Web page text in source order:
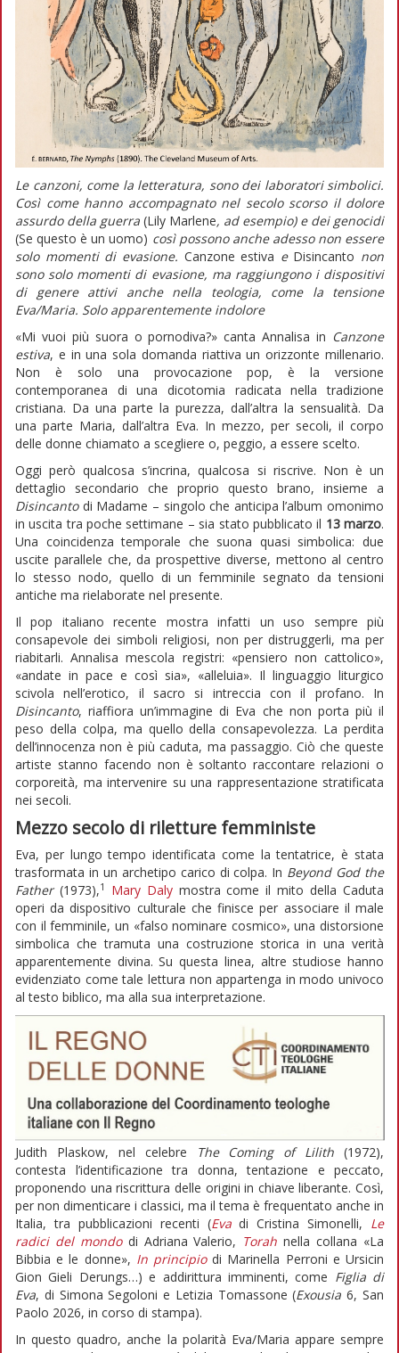
Le canzoni, come la letteratura, sono dei laboratori simbolici.
Così come hanno accompagnato nel secolo scorso il dolore
assurdo della guerra (Lily Marlene, ad esempio) e dei genocidi
(Se questo è un uomo) così possono anche adesso non essere
solo momenti di evasione. Canzone estiva e Disincanto non
sono solo momenti di evasione, ma raggiungono i dispositivi
di genere attivi anche nella teologia, come la tensione
Eva/Maria. Solo apparentemente indolore
«Mi vuoi più suora o pornodiva?» canta Annalisa in Canzone
estiva, e in una sola domanda riattiva un orizzonte millenario.
Non è solo una provocazione pop, è la versione
contemporanea di una dicotomia radicata nella tradizione
cristiana. Da una parte la purezza, dall’altra la sensualità. Da
una parte Maria, dall’altra Eva. In mezzo, per secoli, il corpo
delle donne chiamato a scegliere o, peggio, a essere scelto.
Oggi però qualcosa s’incrina, qualcosa si riscrive. Non è un
dettaglio secondario che proprio questo brano, insieme a
Disincantodi Madame – singolo che anticipa l’album omonimo
in uscita tra poche settimane – sia stato pubblicato il 13 marzo.
Una coincidenza temporale che suona quasi simbolica: due
uscite parallele che, da prospettive diverse, mettono al centro
lo stesso nodo, quello di un femminile segnato da tensioni
antiche ma rielaborate nel presente.
Il pop italiano recente mostra infatti un uso sempre più
consapevole dei simboli religiosi, non per distruggerli, ma per
riabitarli. Annalisa mescola registri: «pensiero non cattolico»,
«andate in pace e così sia», «alleluia». Il linguaggio liturgico
scivola nell’erotico, il sacro si intreccia con il profano. In
Disincanto, riaffiora un’immagine di Eva che non porta più il
peso della colpa, ma quello della consapevolezza. La perdita
dell’innocenza non è più caduta, ma passaggio. Ciò che queste
artiste stanno facendo non è soltanto raccontare relazioni o
corporeità, ma intervenire su una rappresentazione stratificata
nei secoli.
Mezzo secolo di riletture femministe
Eva, per lungo tempo identificata come la tentatrice, è stata
trasformata in un archetipo carico di colpa. In Beyond God the
Father (1973),1 Mary Dalymostra come il mito della Caduta
operi da dispositivo culturale che finisce per associare il male
con il femminile, un «falso nominare cosmico», una distorsione
simbolica che tramuta una costruzione storica in una verità
apparentemente divina. Su questa linea, altre studiose hanno
evidenziato come tale lettura non appartenga in modo univoco
al testo biblico, ma alla sua interpretazione.
Judith Plaskow, nel celebre The Coming of Lilith (1972),
contesta l’identificazione tra donna, tentazione e peccato,
proponendo una riscrittura delle origini in chiave liberante. Così,
per non dimenticare i classici, ma il tema è frequentato anche in
Italia, tra pubblicazioni recenti (Evadi Cristina Simonelli, Le
radici del mondodi Adriana Valerio, Torah nella collana «La
Bibbia e le donne», In principiodi Marinella Perroni e Ursicin
Gion Gieli Derungs…) e addirittura imminenti, come Figlia di
Eva, di Simona Segoloni e Letizia Tomassone (Exousia 6, San
Paolo 2026, in corso di stampa).
In questo quadro, anche la polarità Eva/Maria appare sempre